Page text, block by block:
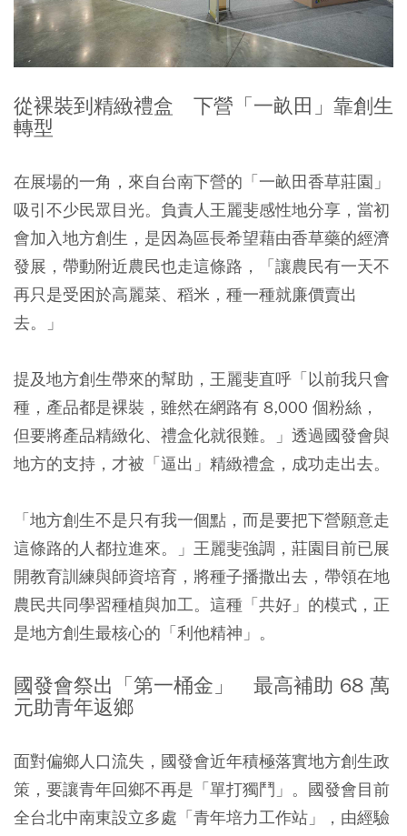
從裸裝到精緻禮盒 下營「一畝田」靠創生
轉型
在展場的一角，來自台南下營的「一畝田香草莊園」
吸引不少民眾目光。負責人王麗斐感性地分享，當初
會加入地方創生，是因為區長希望藉由香草藥的經濟
發展，帶動附近農民也走這條路，「讓農民有一天不
再只是受困於高麗菜、稻米，種一種就廉價賣出
去。」
提及地方創生帶來的幫助，王麗斐直呼「以前我只會
種，產品都是裸裝，雖然在網路有 8,000 個粉絲，
但要將產品精緻化、禮盒化就很難。」透過國發會與
地方的支持，才被「逼出」精緻禮盒，成功走出去。
「地方創生不是只有我一個點，而是要把下營願意走
這條路的人都拉進來。」王麗斐強調，莊園目前已展
開教育訓練與師資培育，將種子播撒出去，帶領在地
農民共同學習種植與加工。這種「共好」的模式，正
是地方創生最核心的「利他精神」。
國發會祭出「第一桶金」 最高補助 68 萬
元助青年返鄉
面對偏鄉人口流失，國發會近年積極落實地方創生政
策，要讓青年回鄉不再是「單打獨鬥」。國發會目前
全台北中南東設立多處「青年培力工作站」，由經驗